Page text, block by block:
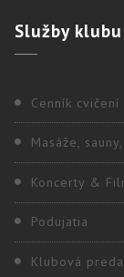
Službyklubu
Cenník cvičení
Masáže,
Koncerty &
Podujatia
Klubová